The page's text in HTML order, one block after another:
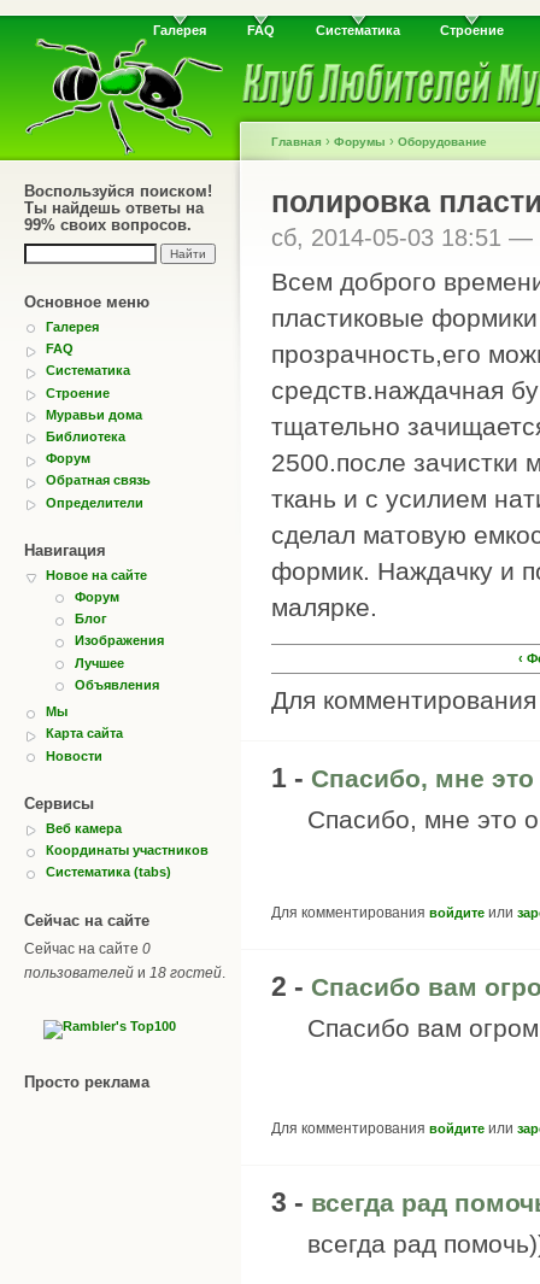
Галерея FAQ Систематика Строение
Воспользуйся поиском!
Ты найдешь ответы на
99% своих вопросов.
Основное меню
Галерея
FAQ
Систематика
Строение
Муравьи дома
Библиотека
Форум
Обратная связь
Определители
Навигация
Новое на сайте
Форум
Блог
Изображения
Лучшее
Объявления
Мы
Карта сайта
Новости
Сервисы
Веб камера
Координаты участников
Систематика (tabs)
Сейчас на сайте
Сейчас на сайте 0
пользователей и 18 гостей
Просто реклама
Главная › Форумы › Оборудование
полировка
сб, 2014-05-03 18:51 —
Всем доброго
пластиковые
прозрачность,его
средств.наждачная
тщательно
2500.после зачистки
ткань и с усилием
сделал матовую
формик. Наждачку и
малярке.
‹
Для
1 - Спасибо, мне
Спасибо, мне это
Для комментирования войдите или
2 - Спасибо вам
Спасибо вам
Для комментирования войдите или
3 - всегда рад
всегда рад